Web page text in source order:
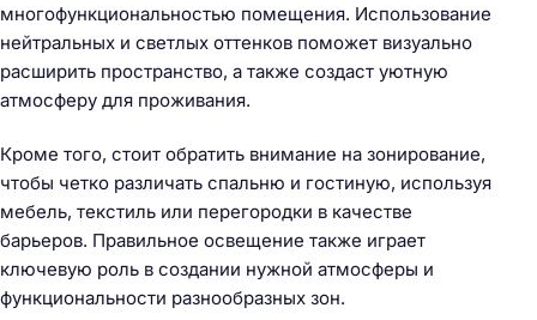
многофункциональностью помещения. Использование
нейтральных и светлых оттенков поможет визуально
расширить пространство, а также создаст уютную
атмосферу для проживания.
Кроме того, стоит обратить внимание на зонирование,
чтобы четко различать спальню и гостиную, используя
мебель, текстиль или перегородки в качестве
барьеров. Правильное освещение также играет
ключевую роль в создании нужной атмосферы и
функциональности разнообразных зон.